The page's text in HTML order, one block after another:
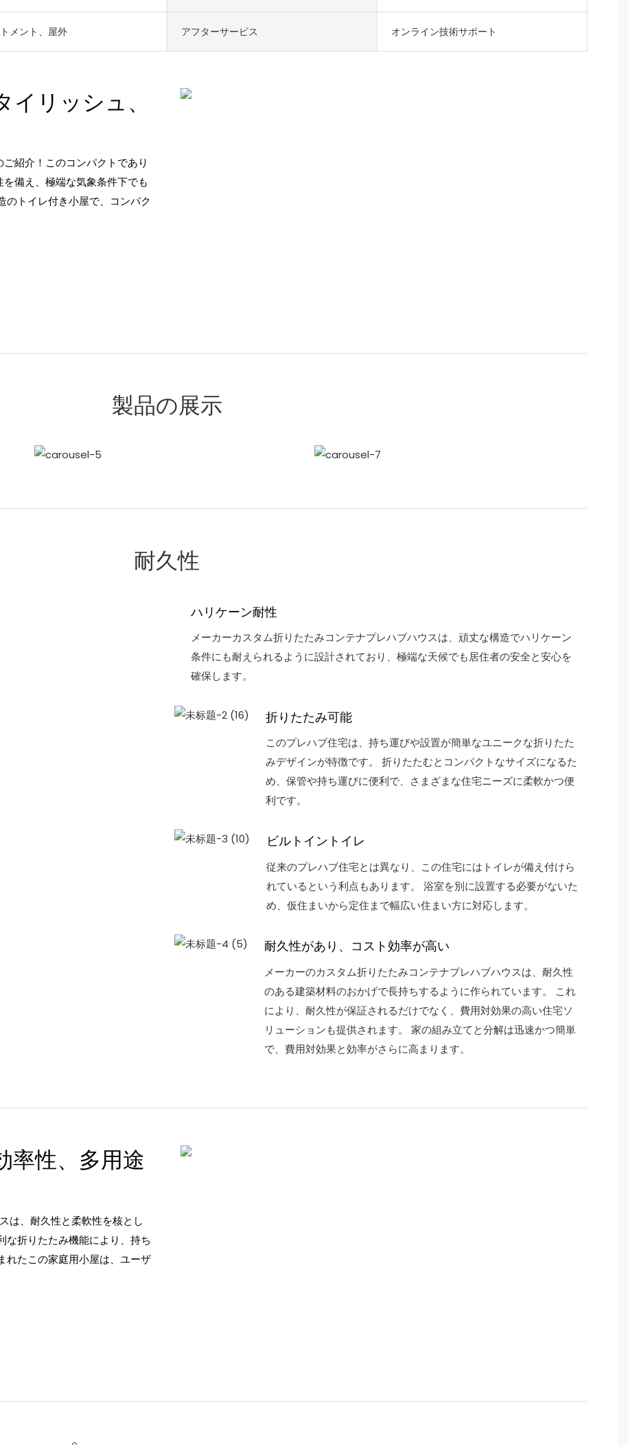
メント、屋外 アフターサービス オンライン技術サポート
リッシュ、
紹介！このコンパクトであり
備え、極端な気象条件下でも
のトイレ付き小屋で、コンパク
製品の展示
耐久性
ハリケーン耐性
メーカーカスタム折りたたみコンテナプレハブハウスは、頑丈な構造でハリケーン
条件にも耐えられるように設計されており、極端な天候でも居住者の安全と安心を
確保します。
折りたたみ可能
このプレハブ住宅は、持ち運びや設置が簡単なユニークな折りたた
みデザインが特徴です。 折りたたむとコンパクトなサイズになるた
め、保管や持ち運びに便利で、さまざまな住宅ニーズに柔軟かつ便
利です。
ビルトイントイレ
従来のプレハブ住宅とは異なり、この住宅にはトイレが備え付けら
れているという利点もあります。 浴室を別に設置する必要がないた
め、仮住まいから定住まで幅広い住まい方に対応します。
耐久性があり、コスト効率が高い
メーカーのカスタム折りたたみコンテナプレハブハウスは、耐久性
のある建築材料のおかげで長持ちするように作られています。 これ
により、耐久性が保証されるだけでなく、費用対効果の高い住宅ソ
リューションも提供されます。 家の組み立てと分解は迅速かつ簡単
で、費用対効果と効率がさらに高まります。
率性、多用途
は、耐久性と柔軟性を核とし
な折りたたみ機能により、持ち
れたこの家庭用小屋は、ユーザ